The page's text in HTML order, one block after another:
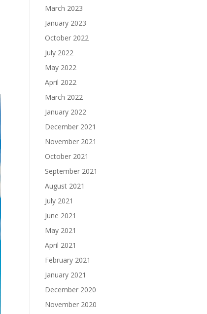
March 2023
January 2023
October 2022
July 2022
May 2022
April 2022
March 2022
January 2022
December 2021
November 2021
October 2021
September 2021
August 2021
July 2021
June 2021
May 2021
April 2021
February 2021
January 2021
December 2020
November 2020